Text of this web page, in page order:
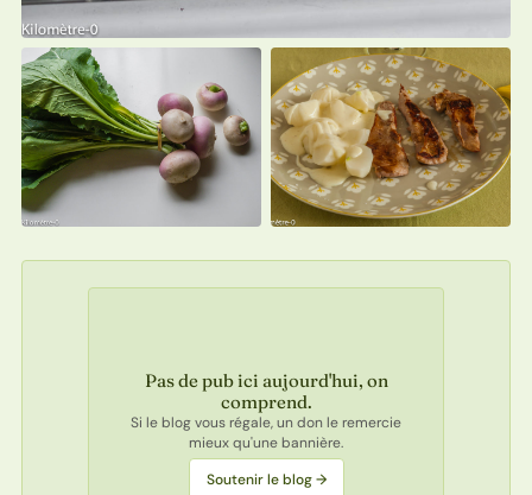
Pas de pub ici aujourd'hui, on
comprend.
Si le blog vous régale, un don le remercie
mieux qu'une bannière.
Soutenir le blog →